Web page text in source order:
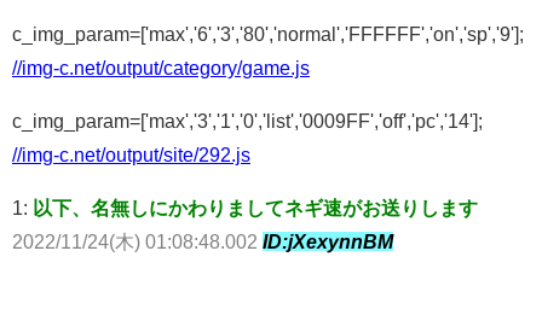
c_img_param=['max','6','3','80','normal','FFFFFF','on','sp','9'];
//img-c.net/output/category/game.js
c_img_param=['max','3','1','0','list','0009FF','off','pc','14'];
//img-c.net/output/site/292.js
1: 以下、名無しにかわりましてネギ速がお送りします
2022/11/24(木) 01:08:48.002 ID:jXexynnBM